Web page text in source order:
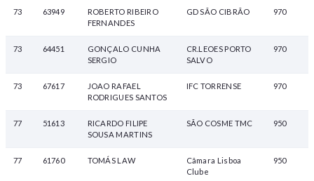
73 63949
ROBERTO RIBEIRO
FERNANDES
GD SÃO CIBRÃO 970
73 64451
GONÇALO CUNHA
SERGIO
CR.LEOES PORTO
SALVO
970
73 67617
JOAO RAFAEL
RODRIGUES SANTOS
IFC TORRENSE 970
77 51613
RICARDO FILIPE
SOUSA MARTINS
SÃO COSME TMC 950
77 61760 TOMÁS LAW
Câmara Lisboa
Clube
950